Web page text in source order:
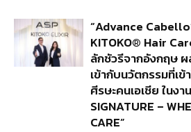
“Advance
KITOKO® Hair
ลักชัวรีจากอังกฤษ
เข้ากับนวัตกรรมที่เข้
ศีรษะคนเอเชีย ในงา
SIGNATURE –
CARE”